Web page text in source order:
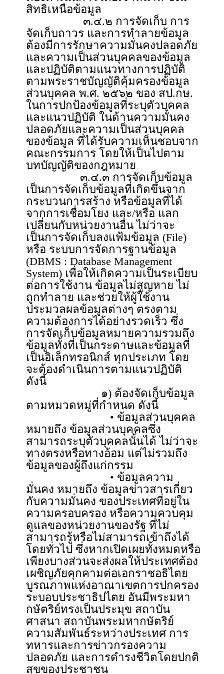
สิทธิเหนือข้อมูล
๓.๔.๒ การจัดเก็บ การ
จัดเก็บถาวร และการทำลายข้อมูล
ต้องมีการรักษาความมั่นคงปลอดภัย
และความเป็นส่วนบุคคลของข้อมูล
และปฏิบัติตามแนวทางการปฏิบัติ
ตามพระราชบัญญัติคุ้มครองข้อมูล
ส่วนบุคคล พ.ศ. ๒๕๖๒ ของ สป.กษ.
ในการปกป้องข้อมูลที่ระบุตัวบุคคล
และแนวปฏิบัติ ในด้านความมั่นคง
ปลอดภัยและความเป็นส่วนบุคคล
ของข้อมูล ที่ได้รับความเห็นชอบจาก
คณะกรรมการ โดยให้เป็นไปตาม
บทบัญญัติของกฎหมาย
๓.๔.๓ การจัดเก็บข้อมูล
เป็นการจัดเก็บข้อมูลที่เกิดขึ้นจาก
กระบวนการสร้าง หรือข้อมูลที่ได้
จากการเชื่อมโยง และ/หรือ แลก
เปลี่ยนกับหน่วยงานอื่น ไม่ว่าจะ
เป็นการจัดเก็บลงแฟ้มข้อมูล (File)
หรือ ระบบการจัดการฐานข้อมูล
(DBMS : Database Management
System) เพื่อให้เกิดความเป็นระเบียบ
ต่อการใช้งาน ข้อมูลไม่สูญหาย ไม่
ถูกทำลาย และช่วยให้ผู้ใช้งาน
ประมวลผลข้อมูลต่างๆ ตรงตาม
ความต้องการได้อย่างรวดเร็ว ซึ่ง
การจัดเก็บข้อมูลหมายความรวมถึง
ข้อมูลทั้งที่เป็นกระดาษและข้อมูลที่
เป็นอิเล็กทรอนิกส์ ทุกประเภท โดย
จะต้องดำเนินการตามแนวปฏิบัติ
ดังนี้
๑) ต้องจัดเก็บข้อมูล
ตามหมวดหมู่ที่กำหนด ดังนี้
• ข้อมูลส่วนบุคคล
หมายถึง ข้อมูลส่วนบุคคลซึ่ง
สามารถระบุตัวบุคคลนั้นได้ ไม่ว่าจะ
ทางตรงหรือทางอ้อม แต่ไม่รวมถึง
ข้อมูลของผู้ถึงแก่กรรม
• ข้อมูลความ
มั่นคง หมายถึง ข้อมูลข่าวสารเกี่ยว
กับความมั่นคง ของประเทศที่อยู่ใน
ความครอบครอง หรือความควบคุม
ดูแลของหน่วยงานของรัฐ ที่ไม่
สามารถรู้หรือไม่สามารถเข้าถึงได้
โดยทั่วไป ซึ่งหากเปิดเผยทั้งหมดหรือ
เพียงบางส่วนจะส่งผลให้ประเทศต้อง
เผชิญภัยคุกคามต่อเอกราชอธิไตย
บูรณภาพแห่งอาณาเขตการปกครอง
ระบอบประชาธิปไตย อันมีพระมหา
กษัตริย์ทรงเป็นประมุข สถาบัน
ศาสนา สถาบันพระมหากษัตริย์
ความสัมพันธ์ระหว่างประเทศ การ
ทหารและการข่าวกรองความ
ปลอดภัย และการดำรงชีวิตโดยปกติ
สุขของประชาชน